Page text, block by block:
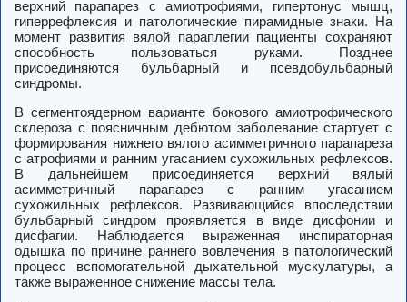
верхний парапарез с амиотрофиями, гипертонус мышц,
гиперрефлексия и патологические пирамидные знаки. На
момент развития вялой параплегии пациенты сохраняют
способность пользоваться руками. Позднее
присоединяются бульбарный и псевдобульбарный
синдромы.
В сегментоядерном варианте бокового амиотрофического
склероза с поясничным дебютом заболевание стартует с
формирования нижнего вялого асимметричного парапареза
с атрофиями и ранним угасанием сухожильных рефлексов.
В дальнейшем присоединяется верхний вялый
асимметричный парапарез с ранним угасанием
сухожильных рефлексов. Развивающийся впоследствии
бульбарный синдром проявляется в виде дисфонии и
дисфагии. Наблюдается выраженная инспираторная
одышка по причине раннего вовлечения в патологический
процесс вспомогательной дыхательной мускулатуры, а
также выраженное снижение массы тела.